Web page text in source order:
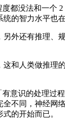
没法和一个
的智力水平也
还有推理、
人类做推理
识的处理过
不同，神经网
的开始而已。